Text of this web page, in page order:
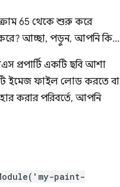
ক্রোম 65 থেকে শুরু করে
করে? আচ্ছা, পড়ুন, আপনি কি...
প্রপার্টি একটি ছবি আশা
ইমেজ ফাইল লোড করতে বা
করার পরিবর্তে, আপনি
paint-